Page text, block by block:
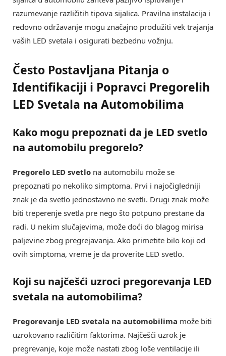
razumevanje različitih tipova sijalica. Pravilna instalacija i
redovno održavanje mogu značajno produžiti vek trajanja
vaših LED svetala i osigurati bezbednu vožnju.
Često Postavljana Pitanja o
Identifikaciji i Popravci Pregorelih
LED Svetala na Automobilima
Kako mogu prepoznati da je LED svetlo
na automobilu pregorelo?
Pregorelo LED svetlo na automobilu može se
prepoznati po nekoliko simptoma. Prvi i najočigledniji
znak je da svetlo jednostavno ne svetli. Drugi znak može
biti treperenje svetla pre nego što potpuno prestane da
radi. U nekim slučajevima, može doći do blagog mirisa
paljevine zbog pregrejavanja. Ako primetite bilo koji od
ovih simptoma, vreme je da proverite LED svetlo.
Koji su najčešći uzroci pregorevanja LED
svetala na automobilima?
Pregorevanje LED svetala na automobilima može biti
uzrokovano različitim faktorima. Najčešći uzrok je
pregrevanje, koje može nastati zbog loše ventilacije ili